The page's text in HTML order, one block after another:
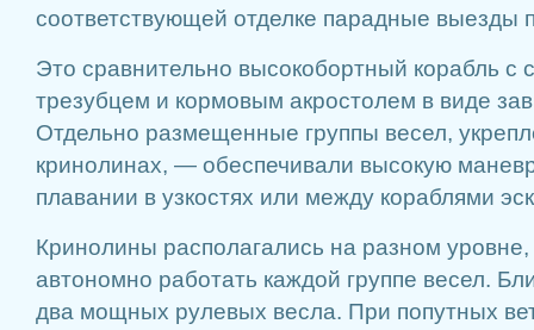
соответствующей отделке парадные выезды
Это сравнительно высокобортный корабль с
трезубцем и кормовым акростолем в виде
Отдельно размещенные группы весел,
кринолинах, — обеспечивали высокую
плавании в узкостях или между кораблями
Кринолины располагались на разном уровне,
автономно работать каждой группе весел.
два мощных рулевых весла. При попутных